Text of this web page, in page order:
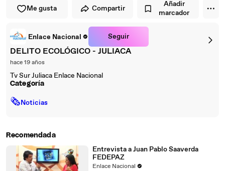
Me gusta Compartir
Añadir
marcador
Enlace Nacional Seguir
DELITO ECOLÓGICO - JULIACA
hace 19 años
Tv Sur Juliaca Enlace Nacional
Categoría
🗞Noticias
Recomendada
Entrevista a Juan Pablo Saaverda
FEDEPAZ
Enlace Nacional